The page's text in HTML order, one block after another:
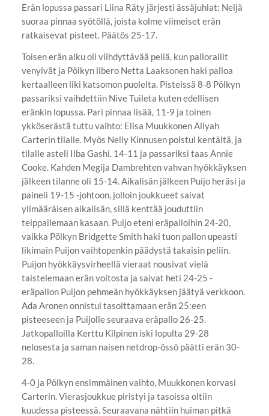
Erän lopussa passari Liina Räty järjesti ässäjuhlat: Neljä
suoraa pinnaa syötöllä, joista kolme viimeiset erän
ratkaisevat pisteet. Päätös 25-17.
Toisen erän alku oli viihdyttävää peliä, kun pallorallit
venyivät ja Pölkyn libero Netta Laaksonen haki palloa
kertaalleen liki katsomon puolelta. Pisteissä 8-8 Pölkyn
passariksi vaihdettiin Nive Tuileta kuten edellisen
eränkin lopussa. Pari pinnaa lisää, 11-9 ja toinen
ykköserästä tuttu vaihto: Elisa Muukkonen Aliyah
Carterin tilalle. Myös Nelly Kinnusen poistui kentältä, ja
tilalle asteli Ilba Gashi. 14-11 ja passariksi taas Annie
Cooke. Kahden Megija Dambrehten vahvan hyökkäyksen
jälkeen tilanne oli 15-14. Aikalisän jälkeen Puijo heräsi ja
paineli 19-15 -johtoon, jolloin joukkueet saivat
ylimääräisen aikalisän, sillä kenttää jouduttiin
teippailemaan kasaan. Puijo eteni eräpalloihin 24-20,
vaikka Pölkyn Bridgette Smith haki tuon pallon upeasti
likimain Puijon vaihtopenkin päädystä takaisin peliin.
Puijon hyökkäysvirheellä vieraat nousivat vielä
taistelemaan erän voitosta ja saivat heti 24-25 -
eräpallon Puijon pehmeän hyökkäyksen jäätyä verkkoon.
Ada Aronen onnistui tasoittamaan erän 25:een
pisteeseen ja Puijolle seuraava eräpallo 26-25.
Jatkopalloilla Kerttu Kilpinen iski lopulta 29-28
nelosesta ja saman naisen netdrop-össö päätti erän 30-
28.
4-0 ja Pölkyn ensimmäinen vaihto, Muukkonen korvasi
Carterin. Vierasjoukkue piristyi ja tasoissa oltiin
kuudessa pisteessä. Seuraavana nähtiin huiman pitkä